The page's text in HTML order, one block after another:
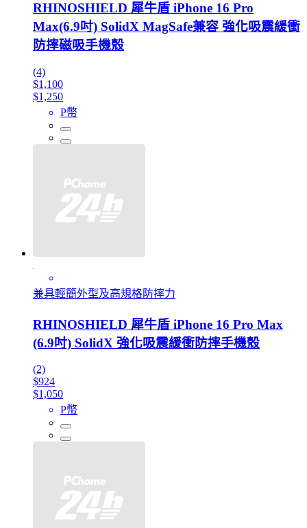
RHINOSHIELD 犀牛盾 iPhone 16 Pro
Max(6.9吋) SolidX MagSafe兼容 強化吸震緩衝
防摔磁吸手機殼
(4)
$1,100
$1,250
P幣
兼具輕簡外型及高規格防摔力
RHINOSHIELD 犀牛盾 iPhone 16 Pro Max
(6.9吋) SolidX 強化吸震緩衝防摔手機殼
(2)
$924
$1,050
P幣